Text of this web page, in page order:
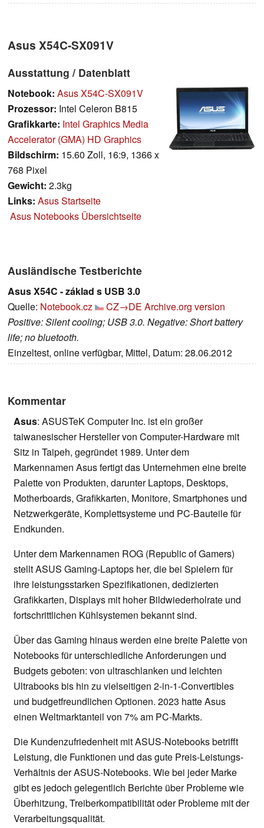
Asus X54C-SX091V
Ausstattung / Datenblatt
Notebook: Asus X54C-SX091V
Prozessor: Intel Celeron B815
Grafikkarte: Intel Graphics Media
Accelerator (GMA) HD Graphics
Bildschirm: 15.60 Zoll, 16:9, 1366 x
768 Pixel
Gewicht: 2.3kg
Links: Asus Startseite
Asus Notebooks Übersichtseite
Ausländische Testberichte
Asus X54C - základ s USB 3.0
Quelle: Notebook.cz CZ→DE Archive.org version
Positive: Silent cooling; USB 3.0. Negative: Short battery
life; no bluetooth.
Einzeltest, online verfügbar, Mittel, Datum: 28.06.2012
Kommentar
Asus: ASUSTeK Computer Inc. ist ein großer
taiwanesischer Hersteller von Computer-Hardware mit
Sitz in Taipeh, gegründet 1989. Unter dem
Markennamen Asus fertigt das Unternehmen eine breite
Palette von Produkten, darunter Laptops, Desktops,
Motherboards, Grafikkarten, Monitore, Smartphones und
Netzwerkgeräte, Komplettsysteme und PC-Bauteile für
Endkunden.
Unter dem Markennamen ROG (Republic of Gamers)
stellt ASUS Gaming-Laptops her, die bei Spielern für
ihre leistungsstarken Spezifikationen, dedizierten
Grafikkarten, Displays mit hoher Bildwiederholrate und
fortschrittlichen Kühlsystemen bekannt sind.
Über das Gaming hinaus werden eine breite Palette von
Notebooks für unterschiedliche Anforderungen und
Budgets geboten: von ultraschlanken und leichten
Ultrabooks bis hin zu vielseitigen 2-in-1-Convertibles
und budgetfreundlichen Optionen. 2023 hatte Asus
einen Weltmarktanteil von 7% am PC-Markts.
Die Kundenzufriedenheit mit ASUS-Notebooks betrifft
Leistung, die Funktionen und das gute Preis-Leistungs-
Verhältnis der ASUS-Notebooks. Wie bei jeder Marke
gibt es jedoch gelegentlich Berichte über Probleme wie
Überhitzung, Treiberkompatibilität oder Probleme mit der
Verarbeitungsqualität.